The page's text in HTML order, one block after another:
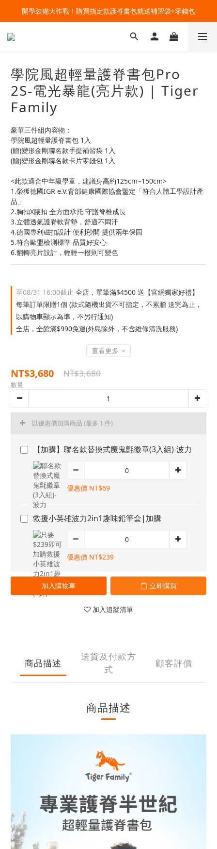
🔥今夏最夯 Pokémon 寶可夢書包現貨熱賣中！開心迎接新學期！
開學裝備大作戰！購買指定款護脊書包就送補習袋+零錢包
🔥今夏最夯 Pokémon 寶可夢書包現貨熱賣中！開心迎接新學期！
學院風超輕量護脊書包Pro
2S-電光暴龍(亮片款) | Tiger
Family
豪華三件組內容物：
學院風超輕量護脊書包 1入
(贈)變形金剛聯名款手提補習袋 1入
(贈)變形金剛聯名款卡片零錢包 1入
<此款適合中年級學童，建議身高約125cm~150cm>
1.榮獲德國IGR e.V.背部健康國際協會鑒定「符合人體工學設計產
品」
2.胸扣X腰扣 全方面承托 守護脊椎成長
3.立體透氣護脊軟背墊，舒適不悶汗
4.德國專利磁扣設計 便利秒開 提供兩年保固
5.符合歐盟檢測標準 品質好安心
6.翻轉亮片設計，輕輕一撥則可變色
至08/31 16:00截止 全店，單筆滿$4500 送【官網獨家好禮】
每筆訂單限贈1個 (款式隨機出貨不可指定，不累贈 送完為止，
以購物車顯示為準，不另行通知)
全店，全館滿$990免運(外島除外，不含維修清洗服務)
查看更多
NT$3,680 NT$3,680
數量
以優惠價加購商品 (最多 1 件)
【加購】聯名款替換式魔鬼氈徽章(3入組)-波力
優惠價 NT$69
救援小英雄波力2in1趣味鉛筆盒|加購
優惠價 NT$239
加入購物車 立即購買
加入追蹤清單
商品描述
送貨及付款方
式
顧客評價
商品描述